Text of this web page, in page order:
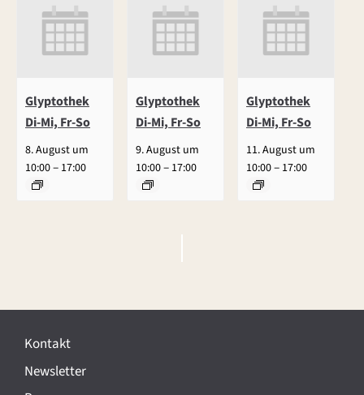
Glyptothek
Di-Mi, Fr-So
8. August um
10:00– 17:00
Glyptothek
Di-Mi, Fr-So
9. August um
10:00– 17:00
Glyptothek
Di-Mi, Fr-So
11. August um
10:00– 17:00
e
a
n
Kontakt
Newsletter